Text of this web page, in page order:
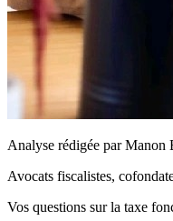
Analyse rédigée par Manon
Avocats fiscalistes,
Vos questions sur la taxe